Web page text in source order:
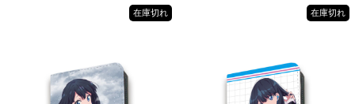
在庫切れ 在庫切れ